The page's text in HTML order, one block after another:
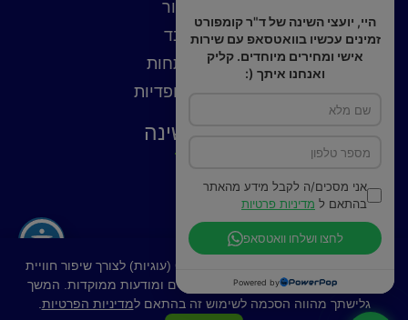
כורסאות עור
כורסאות בד
כורסאות נפתחות
כורסאות אורטופדיות
פתרונות שינה
מצעים
רכישה מאובטחת
באתר זה נעשה שימוש בקובצי Cookies (עוגיות) לצורך שיפור חוויית
המשתמש, ניתוח תנועה, התאמת תכנים ומודעות ממוקדות. המשך
גלישתך מהווה הסכמה לשימוש זה בהתאם למדיניות הפרטיות
היי, יועצי השינה של ד"ר קומפורט
זמינים עכשיו בוואטסאפ עם שירות
אישי ומחירים מיוחדים. קליק
ואנחנו איתך (:
אני מסכים/ה לקבל מידע מהאתר
בהתאם ל מדיניות פרטיות
לחצו ושלחו וואטסאפ
Powered by